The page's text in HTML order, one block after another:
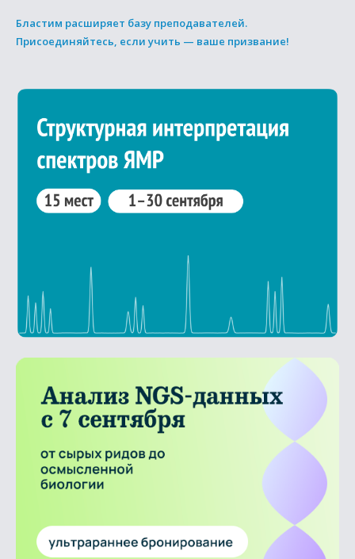
Бластим расширяет базу преподавателей.
Присоединяйтесь, если учить — ваше призвание!